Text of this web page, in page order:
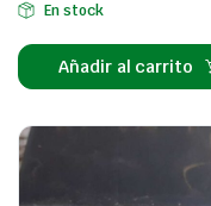
En stock
Añadir al carrito